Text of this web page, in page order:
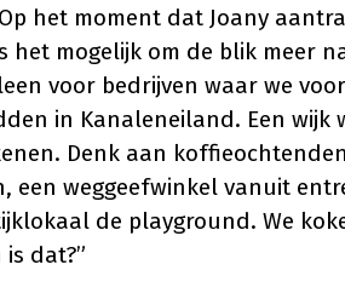
het moment dat Joany
het mogelijk om de blik meer
voor bedrijven waar we
in Kanaleneiland. Een wijk
Denk aan
een weggeefwinkel vanuit
de playground. We
dat?”